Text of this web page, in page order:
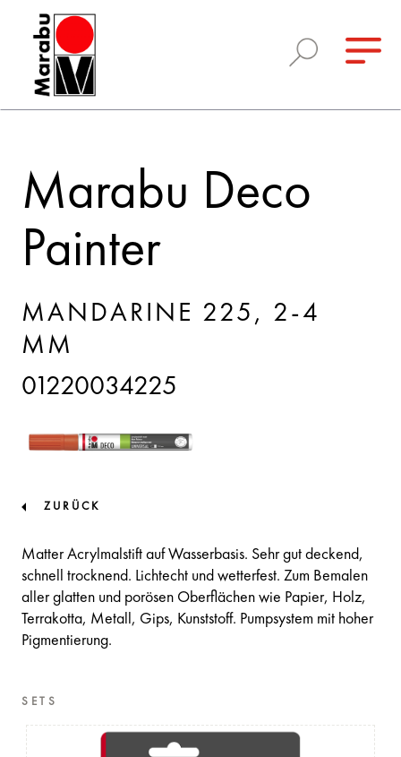
Marabu Deco
Painter
MANDARINE 225, 2-4
MM
01220034225
ZURÜCK
Matter Acrylmalstift auf Wasserbasis. Sehr gut deckend,
schnell trocknend. Lichtecht und wetterfest. Zum Bemalen
aller glatten und porösen Oberflächen wie Papier, Holz,
Terrakotta, Metall, Gips, Kunststoff. Pumpsystem mit hoher
Pigmentierung.
SETS